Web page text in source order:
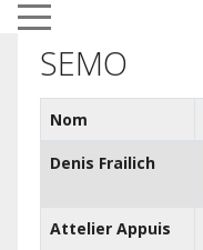
Mobile Menu Toggle
SEMO
Contacts,
Nom
Denis Frailich
Attelier Appuis